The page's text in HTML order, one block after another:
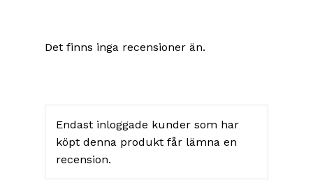
Det finns inga recensioner än.
Endast inloggade kunder som har
köpt denna produkt får lämna en
recension.